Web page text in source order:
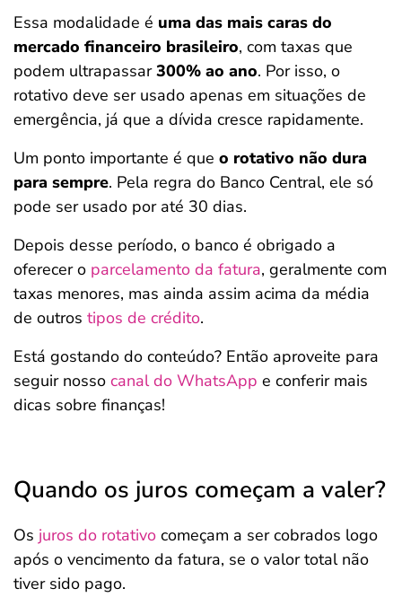
Essa modalidade é uma das mais caras do
mercado financeiro brasileiro, com taxas que
podem ultrapassar300% ao ano. Por isso, o
rotativo deve ser usado apenas em situações de
emergência, já que a dívida cresce rapidamente.
Um ponto importante é que o rotativo não dura
para sempre. Pela regra do Banco Central, ele só
pode ser usado por até 30 dias.
Depois desse período, o banco é obrigado a
oferecer o parcelamento da fatura, geralmente com
taxas menores, mas ainda assim acima da média
de outros tipos de crédito.
Está gostando do conteúdo? Então aproveite para
seguir nosso canal do WhatsApp e conferir mais
dicas sobre finanças!
Quando os juros começam a valer?
Os juros do rotativo começam a ser cobrados logo
após o vencimento da fatura, se o valor total não
tiver sido pago.